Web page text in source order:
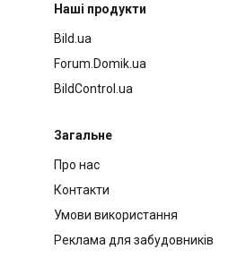
Наші продукти
Bild.ua
Forum.Domik.ua
BildControl.ua
Загальне
Про нас
Контакти
Умови використання
Реклама для забудовників